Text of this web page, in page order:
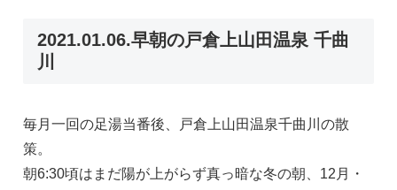
2021.01.06.早朝の戸倉上山田温泉 千曲
川
毎月一回の足湯当番後、戸倉上山田温泉千曲川の散
策。
朝6:30頃はまだ陽が上がらず真っ暗な冬の朝、12月・